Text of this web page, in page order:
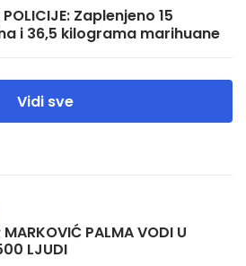
POLICIJE: Zaplenjeno 15
i 36,5 kilograma marihuane
Vidi sve
MARKOVIĆ PALMA VODI U
LJUDI